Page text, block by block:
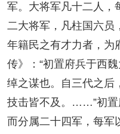
军。大将军凡十二人，
二大将军，凡柱国六员
年籍民之有才力者，
传》：“初置府兵于西
绰之谋也。自三代之后
技击皆不及。……”初置
而分属二十四军，每军